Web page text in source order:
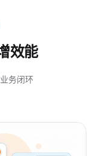
效能
务闭环